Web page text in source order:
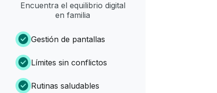
Encuentra el equilibrio digital
en familia
check_circle Gestión de pantallas
check_circle Límites sin conflictos
check_circle Rutinas saludables